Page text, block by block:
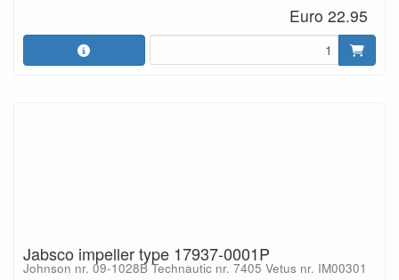
Euro 22.95
Jabsco impeller type 17937-0001P
Johnson nr. 09-1028B Technautic nr. 7405 Vetus nr. IM00301